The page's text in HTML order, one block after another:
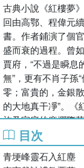
古典小說《紅樓夢
回由高鄂、程偉元
書。作者鋪演了個
盛而衰的過程。曾
賈府，“不過是瞬息
無”，更有不肖子孫
零；富貴的，金銀
的大地真干凈”。
族及家庭的糜爛墮
度、程朱理學等進
叛逆者給予深刻同
嚴禁。 但是，朝廷
目次
青埂峰靈石入紅塵